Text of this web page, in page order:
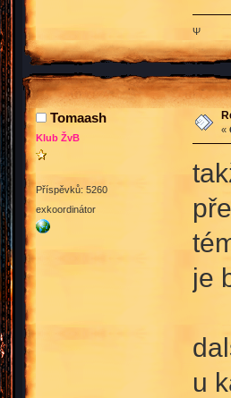
Ψ
Tomaash
Klub ŽvB
Příspěvků: 5260
exkoordinátor
«
je
u